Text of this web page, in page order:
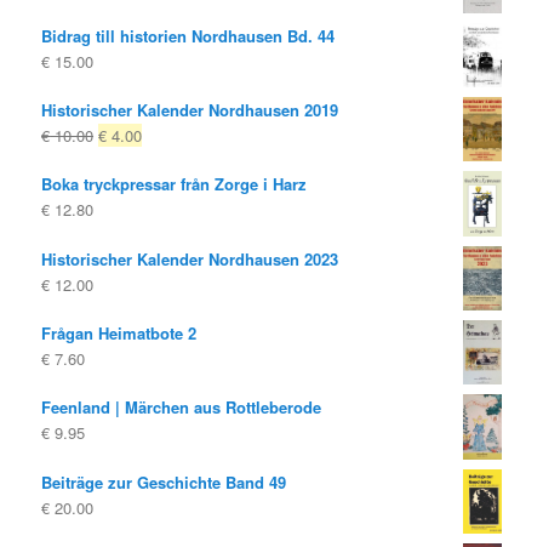
Bidrag till historien Nordhausen Bd. 44
€ 15.00
Historischer Kalender Nordhausen 2019
€10.00 Ursprungligt
var:
€ 4.00Nuvarande
är:
Boka tryckpressar från Zorge i Harz
€ 12.80
Historischer Kalender Nordhausen 2023
€ 12.00
Frågan Heimatbote 2
€ 7.60
Feenland | Märchen aus Rottleberode
€ 9.95
Beiträge zur Geschichte Band 49
€ 20.00